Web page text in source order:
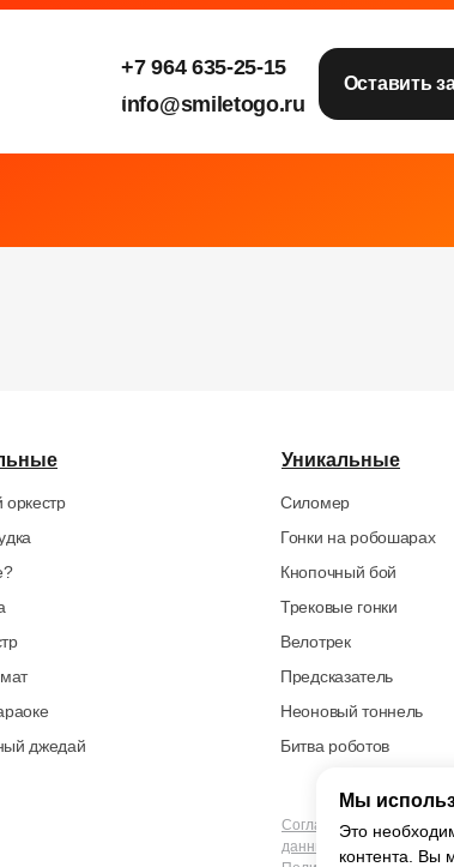
Оставить
+7 964 635-25-15
info@smiletogo.ru
Уникальные
оркестр
джедай
Согласие на обработку
данных
Силомер
Гонки на робошарах
Кнопочный бой
Трековые гонки
Велотрек
Предсказатель
Неоновый тоннель
Битва роботов
Мы
Это
контента. Вы